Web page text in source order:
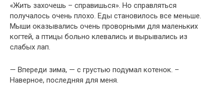
«Жить захочешь – справишься». Но справляться
получалось очень плохо. Еды становилось все меньше.
Мыши оказывались очень проворными для маленьких
когтей, а птицы больно клевались и вырывались из
слабых лап.
— Впереди зима, — с грустью подумал котенок. –
Наверное, последняя для меня.